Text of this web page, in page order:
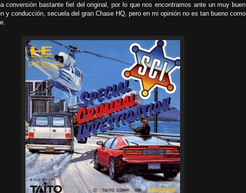
conversión bastante fiel del original, por lo que nos encontramos ante un muy buen
y conducción, secuela del gran Chase HQ, pero en mi opinión no es tan bueno como